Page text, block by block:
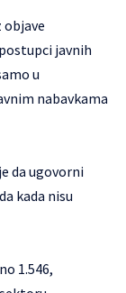
objave
javnih
u
nabavkama
da ugovorni
kada nisu
1.546,